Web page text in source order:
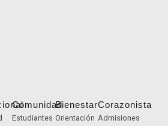
Comunidad
Estudiantes
Bienestar
Orientación
Corazonista
Admisiones